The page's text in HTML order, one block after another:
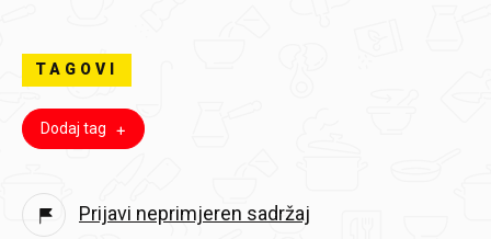
TAGOVI
Dodaj tag
Prijavi neprimjeren sadržaj